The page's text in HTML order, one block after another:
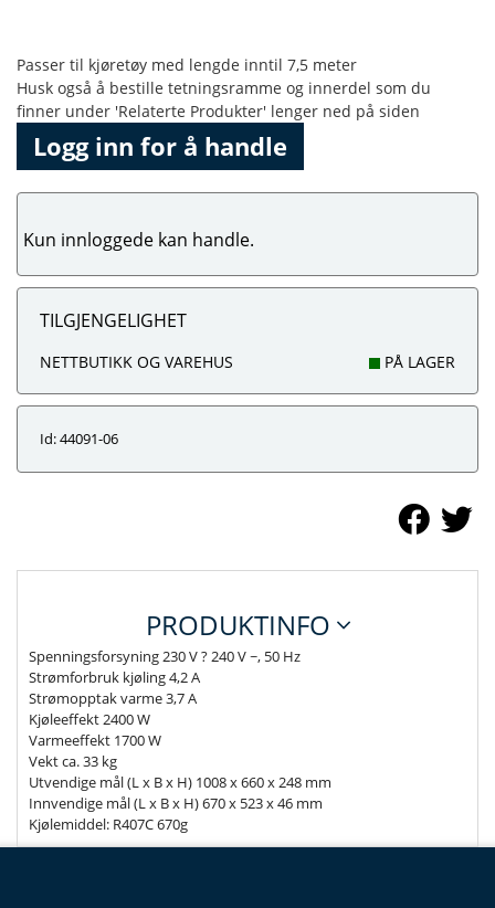
Passer til kjøretøy med lengde inntil 7,5 meter
Husk også å bestille tetningsramme og innerdel som du
finner under 'Relaterte Produkter' lenger ned på siden
Logg inn for å handle
Kun innloggede kan handle.
TILGJENGELIGHET
NETTBUTIKK OG VAREHUS PÅ LAGER
Id: 44091-06
PRODUKTINFO
Spenningsforsyning 230 V ? 240 V ~, 50 Hz
Strømforbruk kjøling 4,2 A
Strømopptak varme 3,7 A
Kjøleeffekt 2400 W
Varmeeffekt 1700 W
Vekt ca. 33 kg
Utvendige mål (L x B x H) 1008 x 660 x 248 mm
Innvendige mål (L x B x H) 670 x 523 x 46 mm
Kjølemiddel: R407C 670g